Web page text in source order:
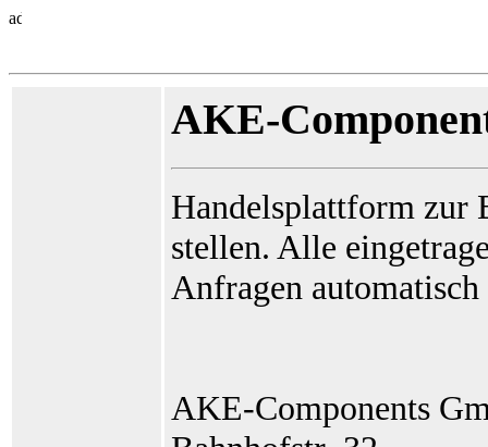
AKE-
Handelsplattform zur
stellen. Alle
Anfragen
AKE-Components